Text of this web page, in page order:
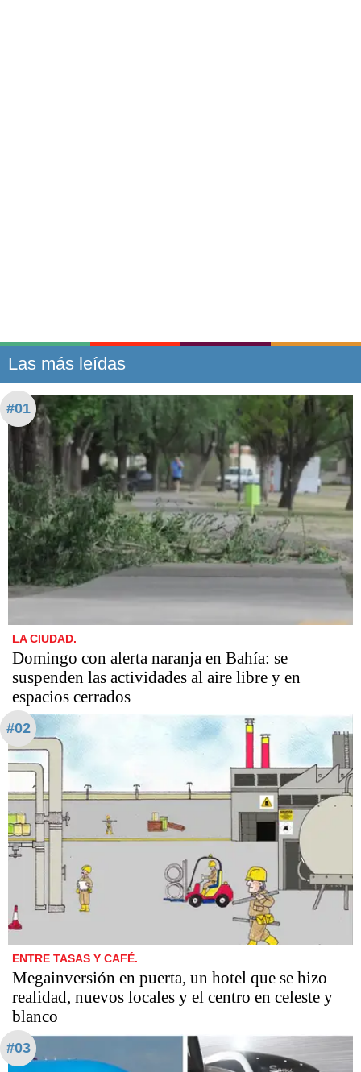
Las más leídas
#01
LA CIUDAD.
Domingo con alerta naranja en Bahía: se
suspenden las actividades al aire libre y en
espacios cerrados
#02
ENTRE TASAS Y CAFÉ.
Megainversión en puerta, un hotel que se hizo
realidad, nuevos locales y el centro en celeste y
blanco
#03